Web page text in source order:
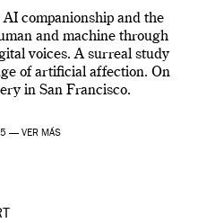
companionship and the
and machine through
voices. A surreal study
of artificial affection. On
in San Francisco.
— VER MÁS